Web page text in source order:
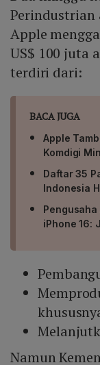
Perindustrian
Apple
US$ 100 juta
terdiri dari:
BACA JUGA
Apple
Komdigi
Daftar 35
Indonesia
iPhone 16:
Namun